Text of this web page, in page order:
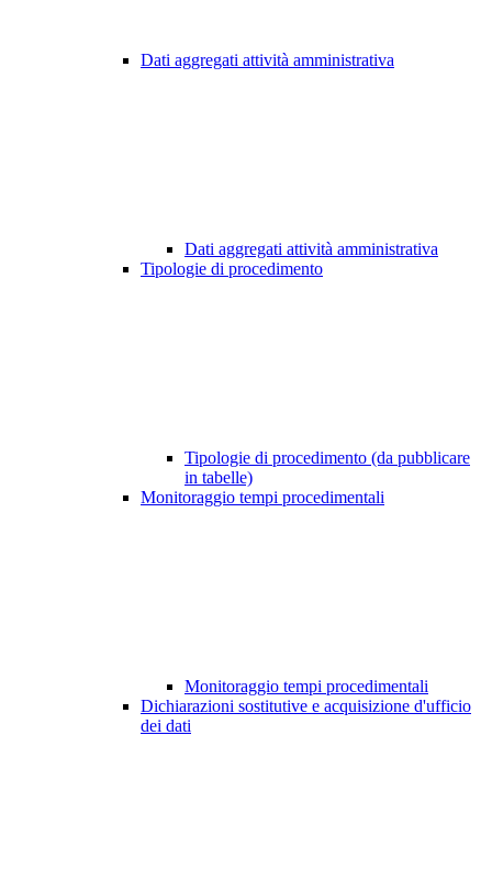
Dati aggregati attività amministrativa
Dati aggregati attività amministrativa
Tipologie di procedimento
Tipologie di procedimento (da pubblicare
in tabelle)
Monitoraggio tempi procedimentali
Monitoraggio tempi procedimentali
Dichiarazioni sostitutive e acquisizione d'ufficio
dei dati